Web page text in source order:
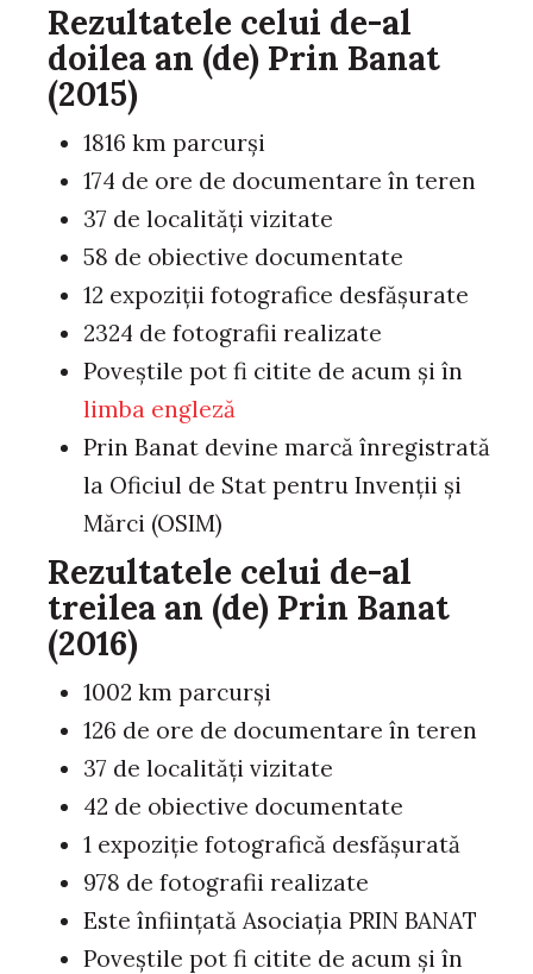
Rezultatele celui de-al
doilea an (de) Prin Banat
(2015)
1816 km parcurși
174 de ore de documentare în teren
37 de localități vizitate
58 de obiective documentate
12 expoziții fotografice desfășurate
2324 de fotografii realizate
Poveştile pot fi citite de acum şi în
limba engleză
Prin Banat devine marcă înregistrată
la Oficiul de Stat pentru Invenții și
Mărci (OSIM)
Rezultatele celui de-al
treilea an (de) Prin Banat
(2016)
1002 km parcurși
126 de ore de documentare în teren
37 de localități vizitate
42 de obiective documentate
1 expoziție fotografică desfășurată
978 de fotografii realizate
Este înființată Asociația PRIN BANAT
Poveștile pot fi citite de acum și în